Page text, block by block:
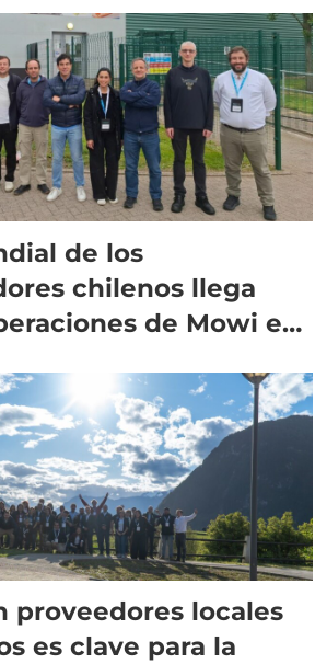
de los
chilenos llega
de Mowi en
proveedores locales
es clave para la